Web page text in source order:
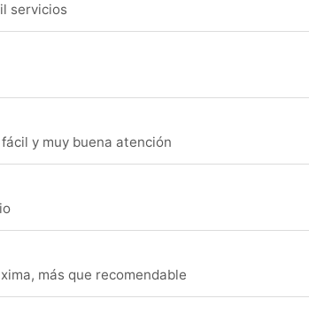
servicios
y muy buena atención
más que recomendable